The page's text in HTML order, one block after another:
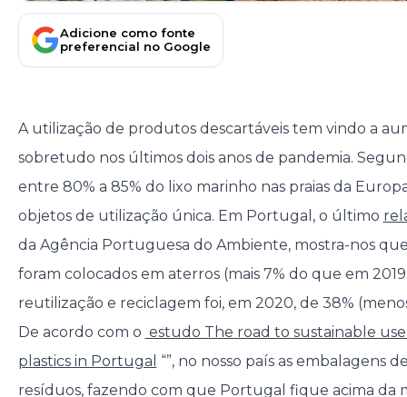
Adicione como fonte
preferencial no Google
A utilização de produtos descartáveis tem vindo a
sobretudo nos últimos dois anos de pandemia.
entre 80% a 85% do lixo marinho nas praias da
objetos de utilização única. Em Portugal, o último
da Agência Portuguesa do Ambiente, mostra-nos
foram colocados em aterros (mais 7% do que em
reutilização e reciclagem foi, em 2020, de 38%
De acordo com o estudo The road to sustainable
plastics in Portugal “”, no nosso país as embalagens
resíduos, fazendo com que Portugal fique acima da